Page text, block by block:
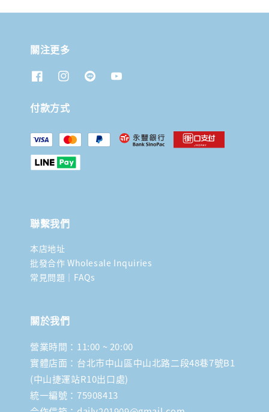
關注更多
付款方式
聯繫我們
本店地址
批發合作 Wholesale Inquiries
常見問題｜FAQs
關於我們
營業時間：11:00 ~ 20:00
實體店面：台北市中山區中山北路二段48巷7號B1
(中山捷運站R10出口處)
統一編號：75908413